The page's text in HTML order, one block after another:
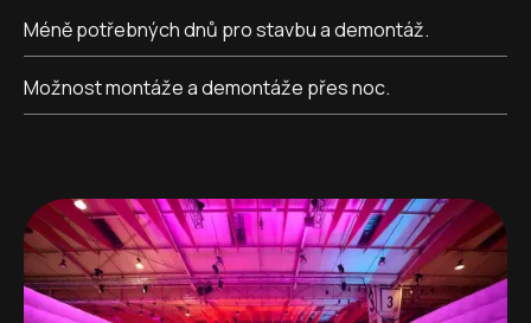
Méně potřebných dnů pro stavbu a demontáž.
Možnost montáže a demontáže přes noc.